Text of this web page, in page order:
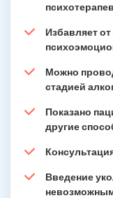
Избавляет
Можно
стадией
Показано
другие
Введение